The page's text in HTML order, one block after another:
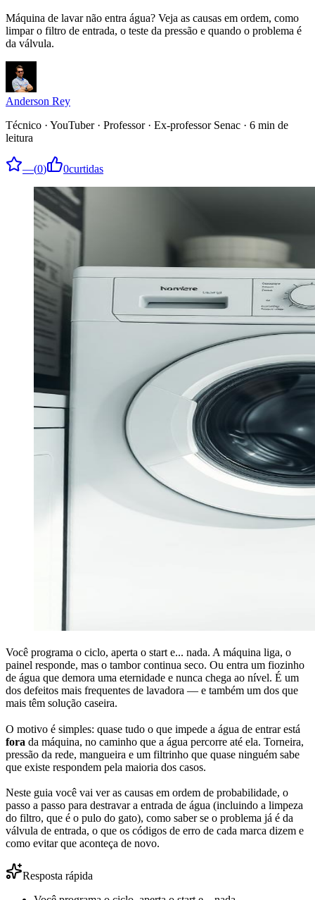
Máquina de lavar não entra água? Veja as causas em ordem, como
limpar o filtro de entrada, o teste da pressão e quando o problema é
da válvula.
Anderson Rey
Técnico · YouTuber · Professor · Ex-professor Senac · 6 min de
leitura
—(0) 0curtidas
Você programa o ciclo, aperta o start e... nada. A máquina liga, o
painel responde, mas o tambor continua seco. Ou entra um fiozinho
de água que demora uma eternidade e nunca chega ao nível. É um
dos defeitos mais frequentes de lavadora — e também um dos que
mais têm solução caseira.
O motivo é simples: quase tudo o que impede a água de entrar está
fora da máquina, no caminho que a água percorre até ela. Torneira,
pressão da rede, mangueira e um filtrinho que quase ninguém sabe
que existe respondem pela maioria dos casos.
Neste guia você vai ver as causas em ordem de probabilidade, o
passo a passo para destravar a entrada de água (incluindo a limpeza
do filtro, que é o pulo do gato), como saber se o problema já é da
válvula de entrada, o que os códigos de erro de cada marca dizem e
como evitar que aconteça de novo.
Resposta rápida